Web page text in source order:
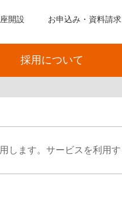
開設 お申込み・資料請求
採用について